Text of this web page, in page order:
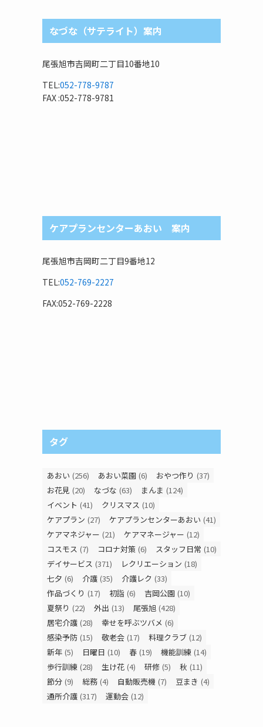
なづな（サテライト）案内
尾張旭市吉岡町二丁目10番地10
TEL:052-778-9787
FAX :052-778-9781
ケアプランセンターあおい 案内
尾張旭市吉岡町二丁目9番地12
TEL:052-769-2227
FAX:052-769-2228
タグ
あおい (256) あおい菜園 (6) おやつ作り (37)
お花見 (20) なづな (63) まんま (124)
イベント (41) クリスマス (10)
ケアプラン (27) ケアプランセンターあおい (41)
ケアマネジャー (21) ケアマネージャー (12)
コスモス (7) コロナ対策 (6) スタッフ日常 (10)
デイサービス (371) レクリエーション (18)
七夕 (6) 介護 (35) 介護レク (33)
作品づくり (17) 初詣 (6) 吉岡公園 (10)
夏祭り (22) 外出 (13) 尾張旭 (428)
居宅介護 (28) 幸せを呼ぶツバメ (6)
感染予防 (15) 敬老会 (17) 料理クラブ (12)
新年 (5) 日曜日 (10) 春 (19) 機能訓練 (14)
歩行訓練 (28) 生け花 (4) 研修 (5) 秋 (11)
節分 (9) 総務 (4) 自動販売機 (7) 豆まき (4)
通所介護 (317) 運動会 (12)